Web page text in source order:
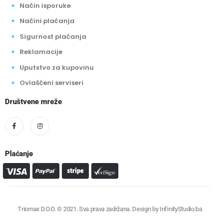
Način isporuke
Načini plaćanja
Sigurnost plaćanja
Reklamacije
Uputstvo za kupovinu
Ovlašćeni serviseri
Društvene mreže
Plaćanje
Triomax D.O.O. © 2021. Sva prava zadržana. Design by InfinityStudio.ba